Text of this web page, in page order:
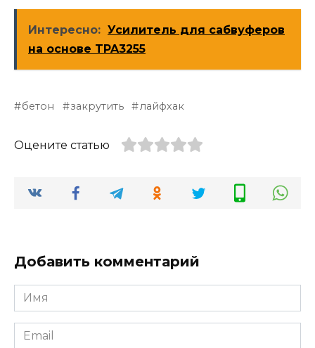
Интересно: Усилитель для сабвуферов
на основе TPA3255
бетон закрутить лайфхак
Оцените статью
Добавить комментарий
Имя
*
Email